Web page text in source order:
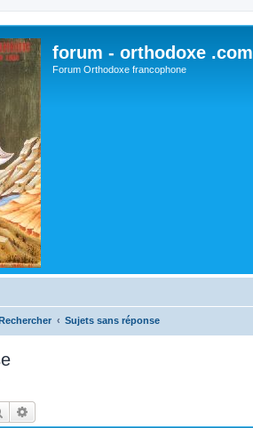
forum - orthodoxe .com
Forum Orthodoxe francophone
Sujets sans réponse
Rechercher